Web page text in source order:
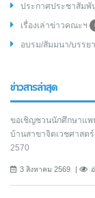
ประกาศประชาสัมพั
เรื่องเล่าข่าวคณะฯ
อบรม/สัมมนา/บรรย
ข่าวสารล่าสุด
ขอเชิญชวนนักศึกษาแพ
บ้านสาขาจิตเวชศาสต
2570
3 สิงหาคม 2569